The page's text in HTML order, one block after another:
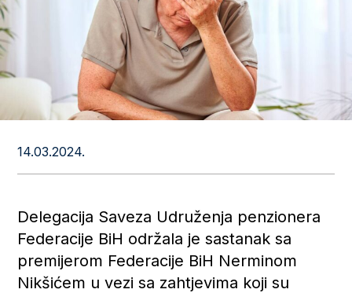
14.03.2024.
Delegacija Saveza Udruženja penzionera
Federacije BiH održala je sastanak sa
premijerom Federacije BiH Nerminom
Nikšićem u vezi sa zahtjevima koji su